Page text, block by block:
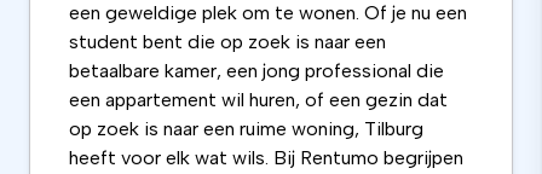
een geweldige plek om te wonen. Of je nu een
student bent die op zoek is naar een
betaalbare kamer, een jong professional die
een appartement wil huren, of een gezin dat
op zoek is naar een ruime woning, Tilburg
heeft voor elk wat wils. Bij Rentumo begrijpen